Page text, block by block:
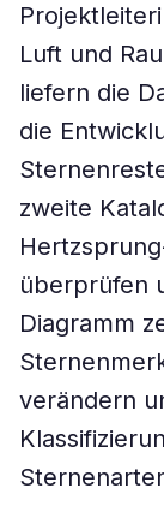
Luft und
liefern die
die
zweite
überprüfen
Diagramm
verändern